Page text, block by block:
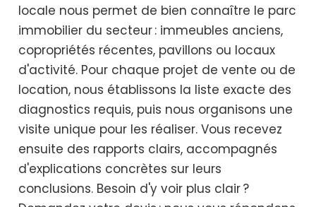
locale nous permet de bien connaître le parc
immobilier du secteur : immeubles anciens,
copropriétés récentes, pavillons ou locaux
d'activité. Pour chaque projet de vente ou de
location, nous établissons la liste exacte des
diagnostics requis, puis nous organisons une
visite unique pour les réaliser. Vous recevez
ensuite des rapports clairs, accompagnés
d'explications concrètes sur leurs
conclusions. Besoin d'y voir plus clair ?